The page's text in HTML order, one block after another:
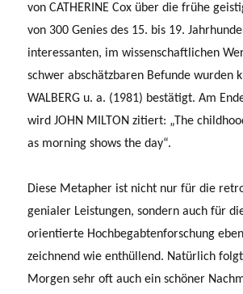
von CATHERINE Cox über die frühe
von 300 Genies des 15. bis 19.
interessanten, im wissenschaftlichen
schwer abschätzbaren Befunde wurden
WALBERG u. a. (1981) bestätigt. Am
wird JOHN MILTON zitiert: „The
as morning shows the day“.
Diese Metapher ist nicht nur für die
genialer Leistungen, sondern auch für
orientierte Hochbegabtenforschung
zeichnend wie enthüllend. Natürlich
Morgen sehr oft auch ein schöner